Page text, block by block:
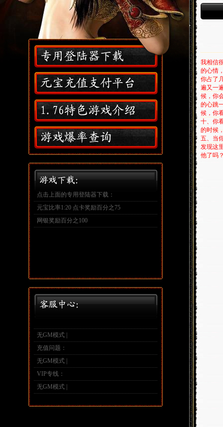
点击上面的专用登陆器下载：
元宝比率1:20 点卡奖励百分之75
网银奖励百分之100
无GM模式 |
充值问题：
无GM模式 |
VIP专线：
无GM模式 |
,
我相信
的心情
你占了
遍又一
候，你
的心跳
候，你
十、你
的时候
五、当
发现这
他了吗